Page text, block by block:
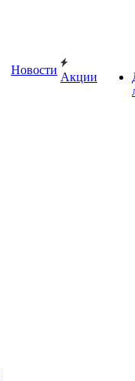
Новости
Акции